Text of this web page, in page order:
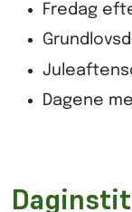
Fredag
Dagene